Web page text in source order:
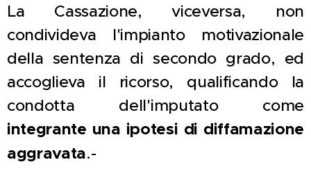
La Cassazione, viceversa, non
condivideva l'impianto motivazionale
della sentenza di secondo grado, ed
accoglieva il ricorso, qualificando la
condotta dell'imputato come
integrante una ipotesi di diffamazione
aggravata.-